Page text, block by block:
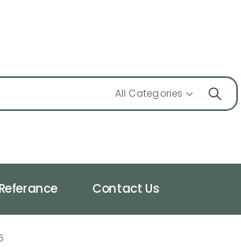
All Categories
Contact Us